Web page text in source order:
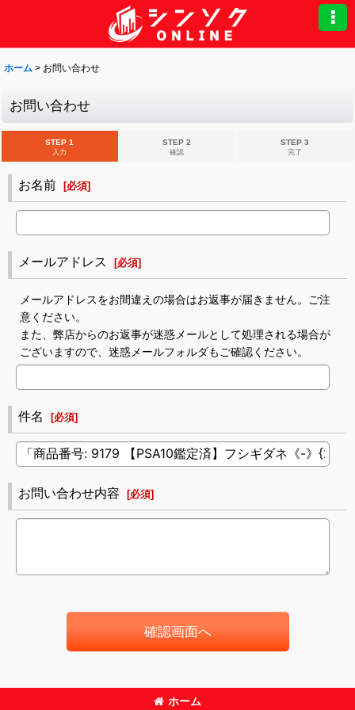
ホーム > お問い合わせ
お問い合わせ
STEP 1
入力
STEP 2
確認
STEP 3
完了
お名前 [必須]
メールアドレス [必須]
メールアドレスをお間違えの場合はお返事が届きません。ご注
意ください。
また、弊店からのお返事が迷惑メールとして処理される場合が
ございますので、迷惑メールフォルダもご確認ください。
件名 [必須]
お問い合わせ内容 [必須]
確認画面へ
ホーム